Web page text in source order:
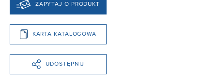
ZAPYTAJ O PRODUKT
KARTA KATALOGOWA
UDOSTĘPNIJ